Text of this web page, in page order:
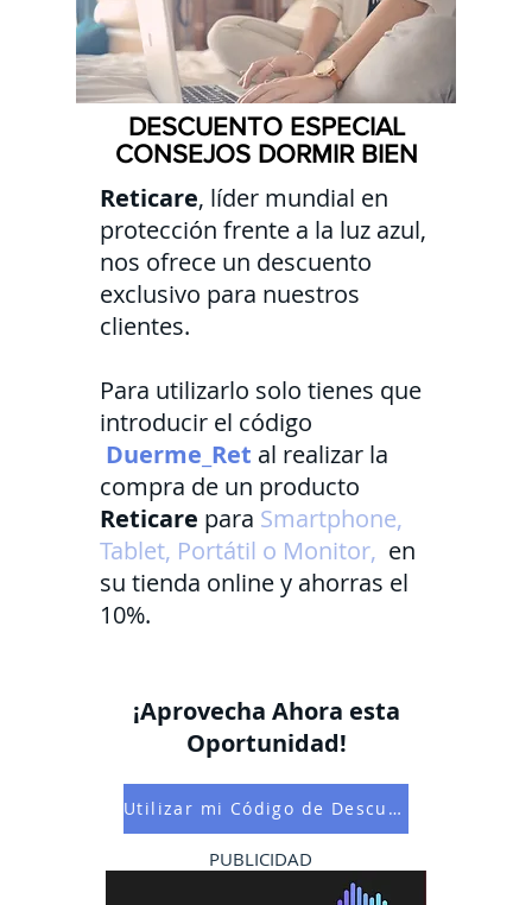
DESCUENTO ESPECIAL
CONSEJOS DORMIR BIEN
Reticare, líder mundial en
protección frente a la luz azul,
nos ofrece un descuento
exclusivo para nuestros
clientes.
Para utilizarlo solo tienes que
introducir el código
Duerme_Ret al realizar la
compra de un producto
Reticare para Smartphone,
Tablet, Portátil o Monitor, en
su tienda online y ahorras el
10%.
¡Aprovecha Ahora esta
Oportunidad!
Utilizar mi Código de Descuento
PUBLICIDAD